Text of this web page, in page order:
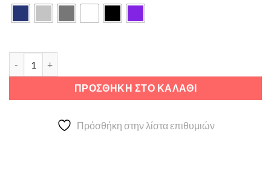
ΠΡΟΣΘΉΚΗ ΣΤΟ ΚΑΛΆΘΙ
Πρόσθήκη στην λίστα επιθυμιών